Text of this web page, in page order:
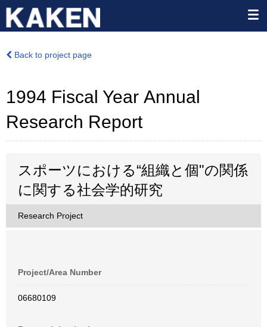
Back to project page
1994 Fiscal Year Annual
Research Report
スポーツにおける“組織と個"の関係
に関する社会学的研究
Research Project
Project/Area Number
06680109